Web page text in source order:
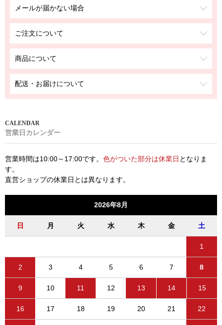
メールが届かない場合
ご注文について
商品について
配送・お届けについて
営業日カレンダー
営業時間は10:00～17:00です。 色がついた部分は休業日 となりま
す。
直営ショップの休業日とは異なります。
2026年8月
日 月 火 水 木 金 土
1
2 3 4 5 6 7 8
9 10 11 12 13 14 15
16 17 18 19 20 21 22